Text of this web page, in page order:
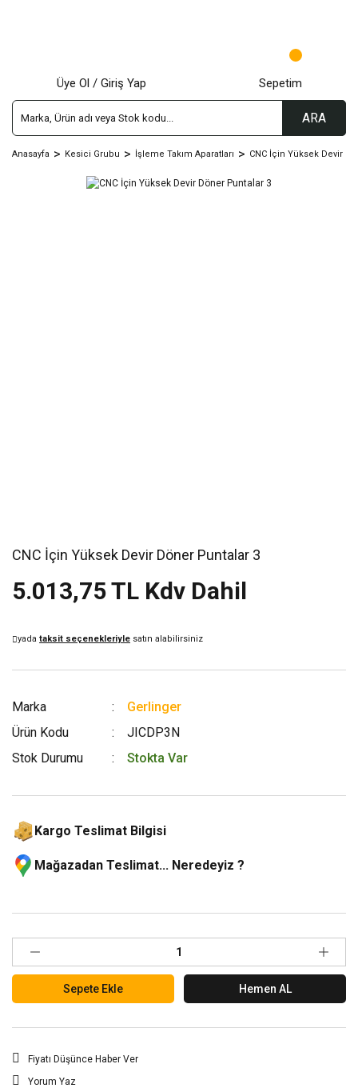
ARA
Üye Ol / Giriş Yap Sepetim
Anasayfa Kesici Grubu İşleme Takım Aparatları CNC İçin Yüksek Devir
CNC İçin Yüksek Devir Döner Puntalar 3
5.013,75 TL Kdv Dahil
yada taksit seçenekleriyle satın alabilirsiniz
Marka
Gerlinger
Ürün Kodu
JICDP3N
Stok Durumu
Stokta Var
Kargo Teslimat Bilgisi
Mağazadan Teslimat... Neredeyiz ?
Sepete Ekle Hemen AL
Fiyatı Düşünce Haber Ver
Yorum Yaz